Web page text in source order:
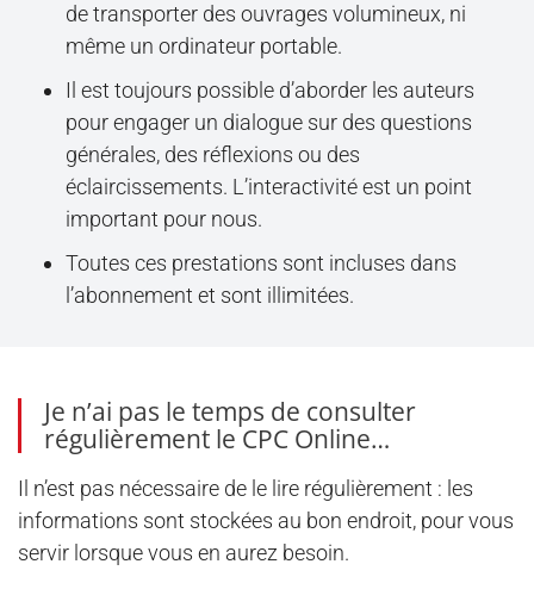
de transporter des ouvrages volumineux, ni
même un ordinateur portable.
Il est toujours possible d’aborder les auteurs
pour engager un dialogue sur des questions
générales, des réflexions ou des
éclaircissements. L’interactivité est un point
important pour nous.
Toutes ces prestations sont incluses dans
l’abonnement et sont illimitées.
Je n’ai pas le temps de consulter
régulièrement le CPC Online…
Il n’est pas nécessaire de le lire régulièrement : les
informations sont stockées au bon endroit, pour vous
servir lorsque vous en aurez besoin.